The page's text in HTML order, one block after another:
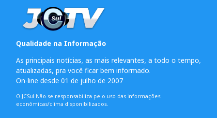
Qualidade na Informação
As principais notícias, as mais relevantes, a todo o tempo,
atualizadas, pra você ficar bem informado.
On-line desde 01 de julho de 2007
O JCSul Não se responsabiliza pelo uso das informações
econômicas/clima disponibilizados.